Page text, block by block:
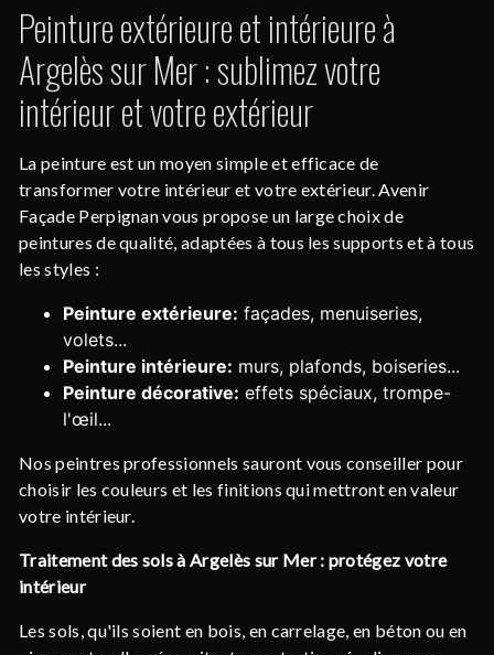
Peinture extérieure et intérieure à
Argelès sur Mer : sublimez votre
intérieur et votre extérieur
La peinture est un moyen simple et efficace de
transformer votre intérieur et votre extérieur. Avenir
Façade Perpignan vous propose un large choix de
peintures de qualité, adaptées à tous les supports et à tous
les styles :
Peinture extérieure: façades, menuiseries,
volets...
Peinture intérieure: murs, plafonds, boiseries...
Peinture décorative: effets spéciaux, trompe-
l'œil...
Nos peintres professionnels sauront vous conseiller pour
choisir les couleurs et les finitions qui mettront en valeur
votre intérieur.
Traitement des sols à Argelès sur Mer : protégez votre
intérieur
Les sols, qu'ils soient en bois, en carrelage, en béton ou en